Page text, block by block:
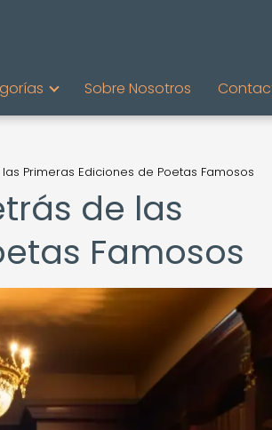
Sobre Nosotros
Primeras Ediciones de Poetas Famosos
de las
Famosos